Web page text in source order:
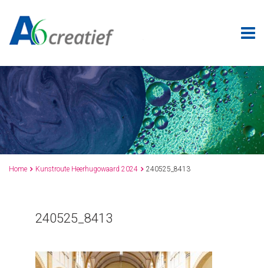
Home  Kunstroute Heerhugowaard 2024  240525_8413
240525_8413